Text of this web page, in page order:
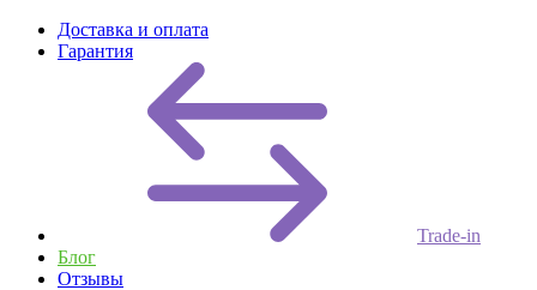
Доставка и оплата
Гарантия
Trade-in
Блог
Отзывы